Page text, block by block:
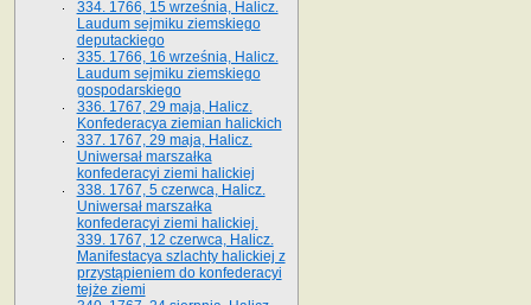
334. 1766, 15 września, Halicz.
Laudum sejmiku ziemskiego
deputackiego
335. 1766, 16 września, Halicz.
Laudum sejmiku ziemskiego
gospodarskiego
336. 1767, 29 maja, Halicz.
Konfederacya ziemian halickich
337. 1767, 29 maja, Halicz.
Uniwersał marszałka
konfederacyi ziemi halickiej
338. 1767, 5 czerwca, Halicz.
Uniwersał marszałka
konfederacyi ziemi halickiej.
339. 1767, 12 czerwca, Halicz.
Manifestacya szlachty halickiej z
przystąpieniem do konfederacyi
tejże ziemi